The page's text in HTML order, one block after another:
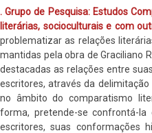
. Grupo de Pesquisa: Estudos
literárias, socioculturais e com
problematizar as relações
mantidas pela obra de Graciliano
destacadas as relações entre
escritores, através da
no âmbito do comparatismo
forma, pretende-se confrontá-
escritores, suas conformações